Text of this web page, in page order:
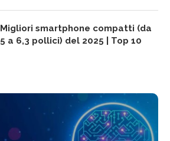
Migliori smartphone compatti (da
5 a 6,3 pollici) del 2025 | Top 10